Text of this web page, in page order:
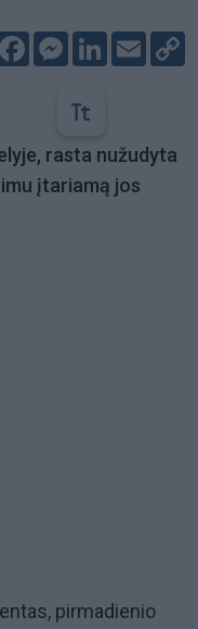
FacebookMessenger
LinkedIn
Email
rasta nužudyta
įtariamą jos
pirmadienio